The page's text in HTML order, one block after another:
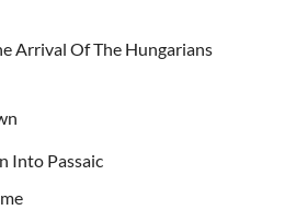
Arrival Of The Hungarians
Into Passaic